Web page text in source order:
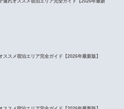
ススメ宿泊エリア完全ガイド【2026年最新版】